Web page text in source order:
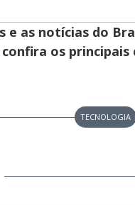
as notícias do
confira os
TECNOLOGIA